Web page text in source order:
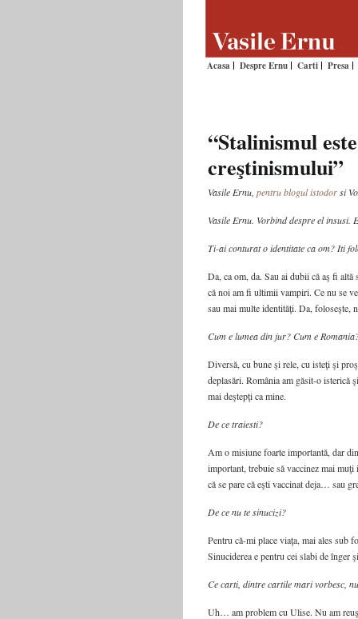
Acasa Despre Ernu Carti Presa
“Stalinismul
creştinismului”
Vasile Ernu, pentru blogul istodorsi
Vasile Ernu. Vorbind despre el insusi.
Ti-ai conturat o identitate ca om? Iti
Da, ca om, da. Sau ai dubii că aş fi
că noi am fi ultimii vampiri. Ce nu se
sau mai multe identităţi. Da, foloseşte,
Cum e lumea din jur? Cum e
Diversă, cu bune şi rele, cu isteţi şi
deplasări. România am găsit-o isterică
mai deştepţi ca mine.
De ce traiesti?
Am o misiune foarte importantă, dar
important, trebuie să vaccinez mai
că se pare că eşti vaccinat deja… sau
De ce nu te sinucizi?
Pentru că-mi place viaţa, mai ales sub
Sinuciderea e pentru cei slabi de înger
Ce carti, dintre cartile mari vorbesc,
Uh… am problem cu Ulise. Nu am